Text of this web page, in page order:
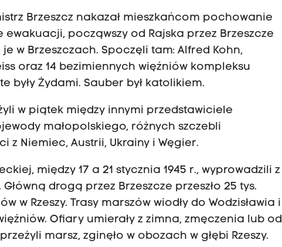
Brzeszcz nakazał mieszkańcom pochowanie
począwszy od Rajska przez Brzeszcze
w Brzeszczach. Spoczęli tam: Alfred Kohn,
oraz 14 bezimiennych więźniów kompleksu
były Żydami. Sauber był katolikiem.
w piątek między innymi przedstawiciele
małopolskiego, różnych szczebli
z Niemiec, Austrii, Ukrainy i Węgier.
między 17 a 21 stycznia 1945 r., wyprowadzili z
drogą przez Brzeszcze przeszło 25 tys.
w Rzeszy. Trasy marszów wiodły do Wodzisławia i
Ofiary umierały z zimna, zmęczenia lub od
marsz, zginęło w obozach w głębi Rzeszy.